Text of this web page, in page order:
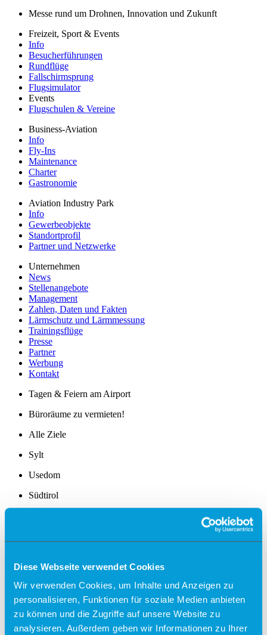
Diese Webseite verwendet Cookies
Wir verwenden Cookies, um Inhalte und Anzeigen zu
personalisieren, Funktionen für soziale Medien anbieten
zu können und die Zugriffe auf unsere Website zu
analysieren. Außerdem geben wir Informationen zu Ihrer
Messe rund um Drohnen, Innovation und Zukunft
Freizeit, Sport & Events
Info
Besucherführungen
Rundflüge
Fallschirmsprung
Flugsimulator
Events
Flugschulen & Vereine
Business-Aviation
Info
Fly-Ins
Maintenance
Charter
Gastronomie
Aviation Industry Park
Info
Gewerbeobjekte
Standortprofil
Partner und Netzwerke
Unternehmen
News
Stellenangebote
Management
Zahlen, Daten und Fakten
Lärmschutz und Lärmmessung
Trainingsflüge
Presse
Partner
Werbung
Kontakt
Tagen & Feiern am Airport
Büroräume zu vermieten!
Alle Ziele
Sylt
Usedom
Südtirol
Finnland
Unsere Reisepartner
momento by Frölich-Reisen
vianova
Flugplan